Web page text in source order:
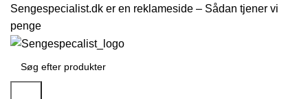
Sengespecialist.dk er en reklameside – Sådan tjener vi
penge